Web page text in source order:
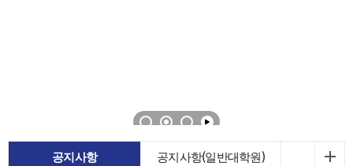
공지사항
공지사항(일반대학원)